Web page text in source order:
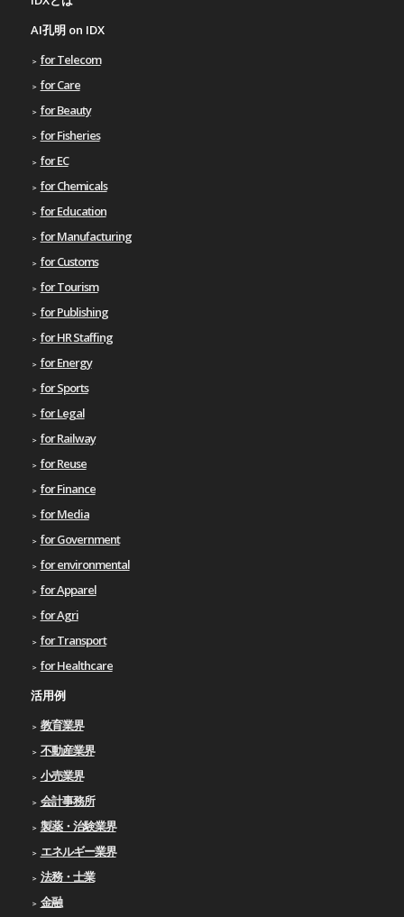
AI孔明 on IDX
for Telecom
for Care
for Beauty
for Fisheries
for EC
for Chemicals
for Education
for Manufacturing
for Customs
for Tourism
for Publishing
for HR Staffing
for Energy
for Sports
for Legal
for Railway
for Reuse
for Finance
for Media
for Government
for environmental
for Apparel
for Agri
for Transport
for Healthcare
活用例
教育業界
不動産業界
小売業界
会計事務所
製薬・治験業界
エネルギー業界
法務・士業
金融